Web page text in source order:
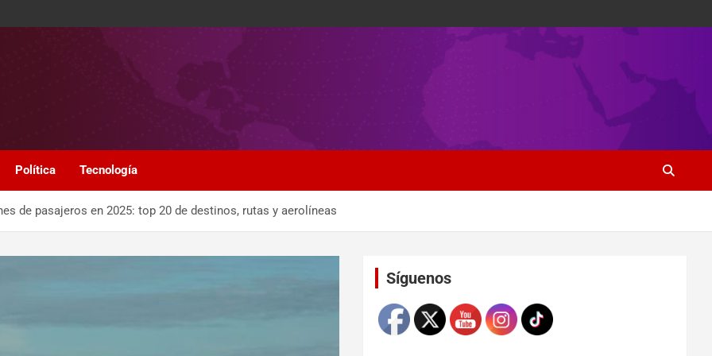
Política Tecnología
de pasajeros en 2025: top 20 de destinos, rutas y aerolíneas
SíguenosSet Youtube Channel ID